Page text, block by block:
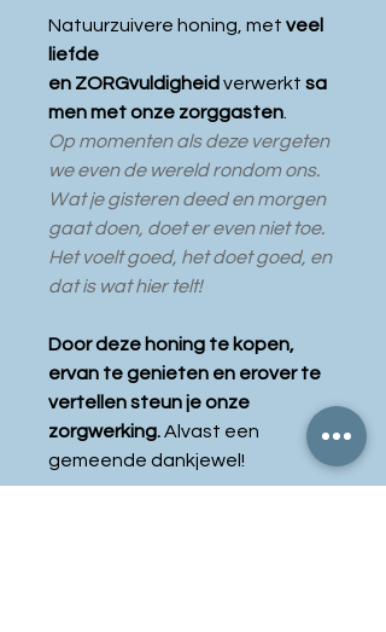
Natuurzuivere honing, met veel
liefde
en ZORGvuldigheid verwerkt sa
men met onze zorggasten.
Op momenten als deze vergeten
we even de wereld rondom ons.
Wat je gisteren deed en morgen
gaat doen, doet er even niet toe.
Het voelt goed, het doet goed, en
dat is wat hier telt!
Door deze honing te kopen,
ervan te genieten en erover te
vertellen steun je onze
zorgwerking.Alvast een
gemeende dankjewel!